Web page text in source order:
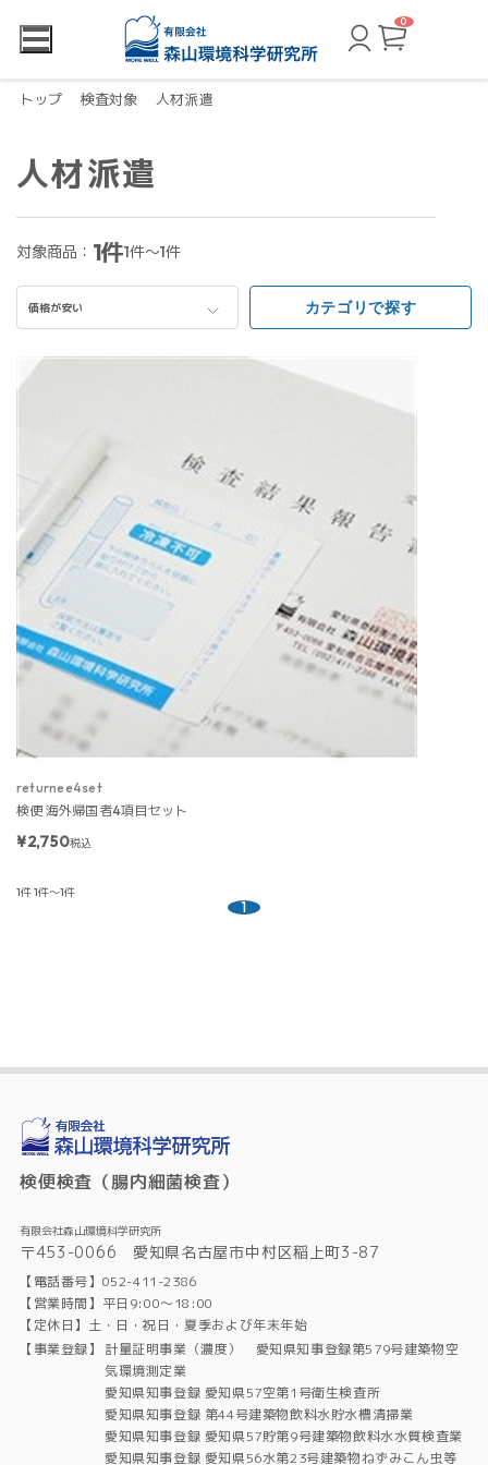
カ
ペ
0
トップ 検査対象 人材派遣
人材派遣
対象商品： 1件1件～1件
価格が安い カテゴリで探す
returnee4set
検便 海外帰国者4項目セット
¥2,750税込
1件1件～1件
1
検便検査（腸内細菌検査）
有限会社森山環境科学研究所
〒453-0066 愛知県名古屋市中村区稲上町3-87
【電話番号】052-411-2386
【営業時間】平日9:00～18:00
【定休日】土・日・祝日・夏季および年末年始
【事業登録】
計量証明事業（濃度） 愛知県知事登録第579号建築物空
気環境測定業
愛知県知事登録 愛知県57空第1号衛生検査所
愛知県知事登録 第44号建築物飲料水貯水槽清掃業
愛知県知事登録 愛知県57貯第9号建築物飲料水水質検査業
愛知県知事登録 愛知県56水第23号建築物ねずみこん虫等